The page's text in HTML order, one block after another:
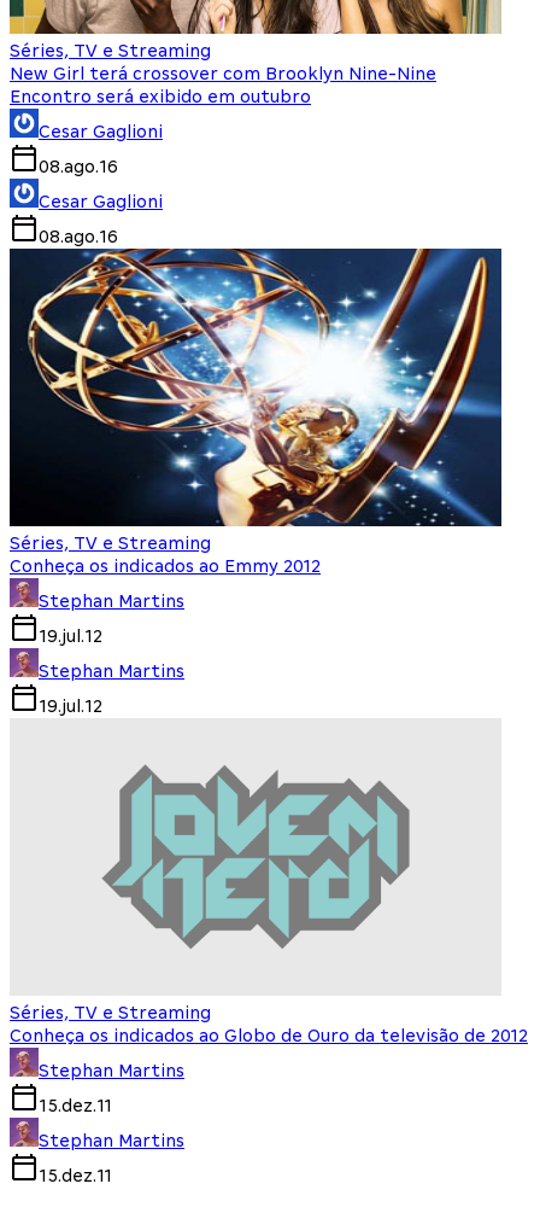
Séries, TV e Streaming
New Girl terá crossover com Brooklyn Nine-Nine
Encontro será exibido em outubro
Cesar Gaglioni
08.ago.16
Cesar Gaglioni
08.ago.16
Séries, TV e Streaming
Conheça os indicados ao Emmy 2012
Stephan Martins
19.jul.12
Stephan Martins
19.jul.12
Séries, TV e Streaming
Conheça os indicados ao Globo de Ouro da televisão de 2012
Stephan Martins
15.dez.11
Stephan Martins
15.dez.11